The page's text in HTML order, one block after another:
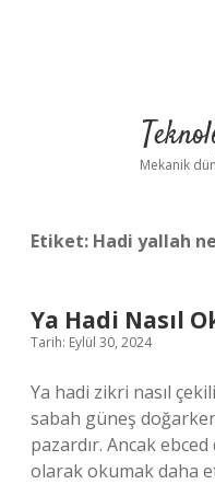
Mekanik
Etiket: Hadi yallah
Ya Hadi Nasıl
Tarih: Eylül 30, 2024
Ya hadi zikri nasıl
sabah güneş
pazardır. Ancak
olarak okumak daha